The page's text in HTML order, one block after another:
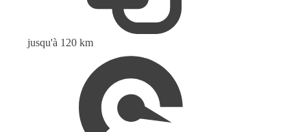
jusqu'à 120 km